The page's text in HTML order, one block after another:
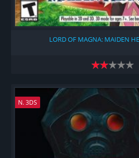
LORD OF MAGNA: MAIDEN
N. 3DS